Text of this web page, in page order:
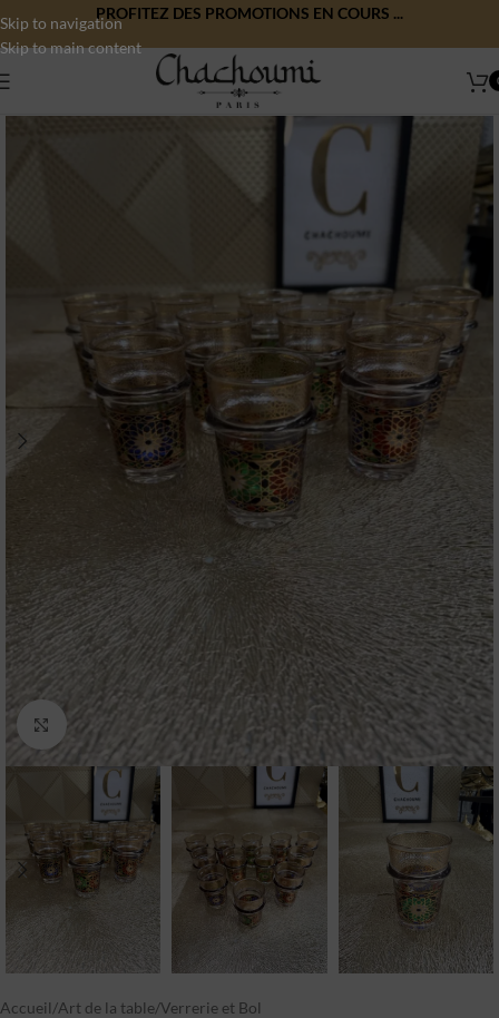
Skip to navigation
Skip to main content
PROFITEZ DES PROMOTIONS EN COURS ...
Click to enlarge
Accueil/Art de la table/Verrerie et Bol